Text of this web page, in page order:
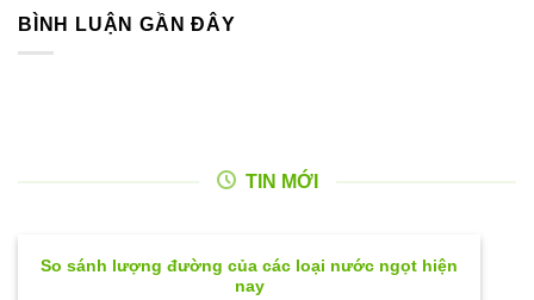
BÌNH LUẬN GẦN ĐÂY
TIN MỚI
So sánh lượng đường của các loại nước ngọt hiện
nay